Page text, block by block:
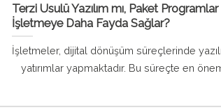
Terzi Usulü Yazılım mı, Paket
İşletmeye Daha Fayda Sağlar?
İşletmeler, dijital dönüşüm süreçlerinde
yatırımlar yapmaktadır. Bu süreçte en